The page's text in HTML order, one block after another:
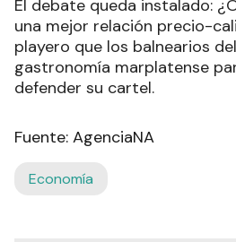
El debate queda instalado:
una mejor relación precio-
playero que los balnearios
gastronomía marplatense
defender su cartel.
Fuente: AgenciaNA
Economía